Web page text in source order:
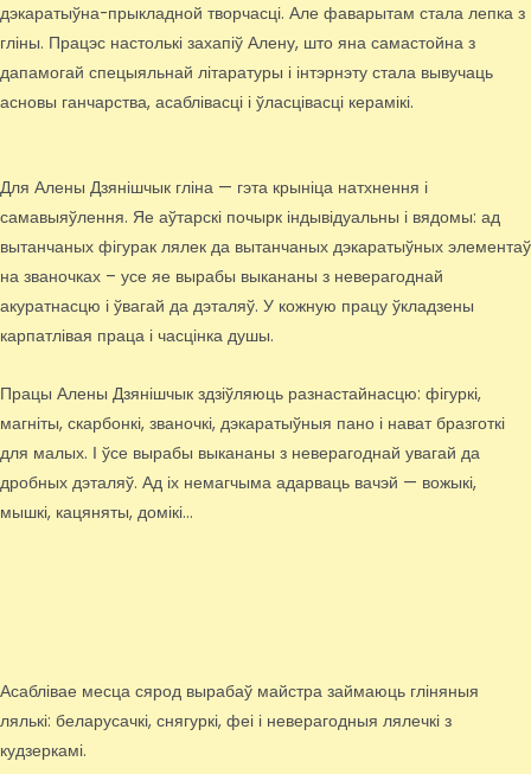
дэкаратыўна-прыкладной творчасці. Але фаварытам стала лепка з
гліны. Працэс настолькі захапіў Алену, што яна самастойна з
дапамогай спецыяльнай літаратуры і інтэрнэту стала вывучаць
асновы ганчарства, асаблівасці і ўласцівасці керамікі.
Для Алены Дзянішчык гліна — гэта крыніца натхнення і
самавыяўлення. Яе аўтарскі почырк індывідуальны і вядомы: ад
вытанчаных фігурак лялек да вытанчаных дэкаратыўных элементаў
на званочках – усе яе вырабы выкананы з неверагоднай
акуратнасцю і ўвагай да дэталяў. У кожную працу ўкладзены
карпатлівая праца і часцінка душы.
Працы Алены Дзянішчык здзіўляюць разнастайнасцю: фігуркі,
магніты, скарбонкі, званочкі, дэкаратыўныя пано і нават бразготкі
для малых. І ўсе вырабы выкананы з неверагоднай увагай да
дробных дэталяў. Ад іх немагчыма адарваць вачэй — вожыкі,
мышкі, кацяняты, домікі…
Асаблівае месца сярод вырабаў майстра займаюць гліняныя
лялькі: беларусачкі, снягуркі, феі і неверагодныя лялечкі з
кудзеркамі.